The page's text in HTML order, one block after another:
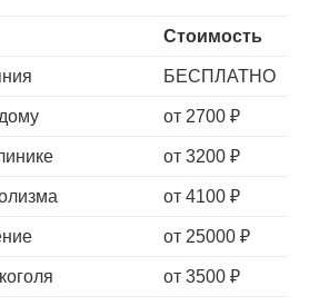
Стоимость
БЕСПЛАТНО
от 2700 ₽
от 3200 ₽
от 4100 ₽
от 25000 ₽
от 3500 ₽